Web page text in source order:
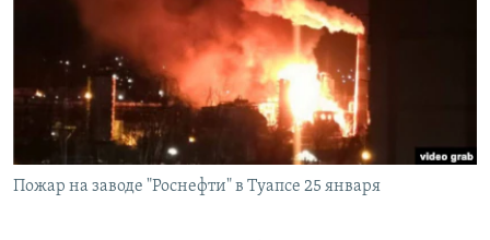
РАСПИСАНИЕ ВЕЩАНИЯ
ПОДПИШИТЕСЬ НА РАССЫЛКУ
СОЦИАЛЬНЫЕ СЕТИ
Пожар на заводе "Роснефти" в Туапсе 25 января